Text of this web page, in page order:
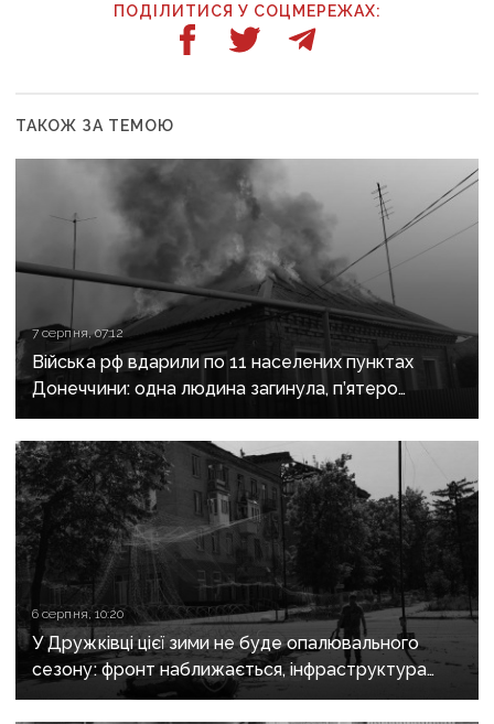
ПОДІЛИТИСЯ У СОЦМЕРЕЖАХ:
ТАКОЖ ЗА ТЕМОЮ
7 серпня, 07:12
Війська рф вдарили по 11 населених пунктах
Донеччини: одна людина загинула, п’ятеро
поранені
6 серпня, 10:20
У Дружківці цієї зими не буде опалювального
сезону: фронт наближається, інфраструктура
критично зруйнована